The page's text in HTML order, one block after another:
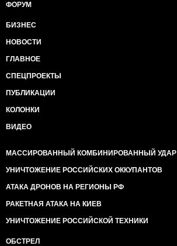
ФОРУМ
БИЗНЕС
НОВОСТИ
ГЛАВНОЕ
СПЕЦПРОЕКТЫ
ПУБЛИКАЦИИ
КОЛОНКИ
ВИДЕО
МАССИРОВАННЫЙ КОМБИНИРОВАННЫЙ УДАР
УНИЧТОЖЕНИЕ РОССИЙСКИХ ОККУПАНТОВ
АТАКА ДРОНОВ НА РЕГИОНЫ РФ
РАКЕТНАЯ АТАКА НА КИЕВ
УНИЧТОЖЕНИЕ РОССИЙСКОЙ ТЕХНИКИ
ОБСТРЕЛ